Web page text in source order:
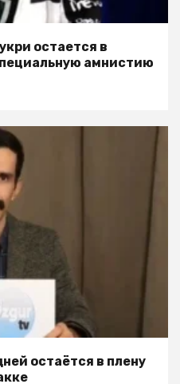
остается в
амнистию
остаётся в плену